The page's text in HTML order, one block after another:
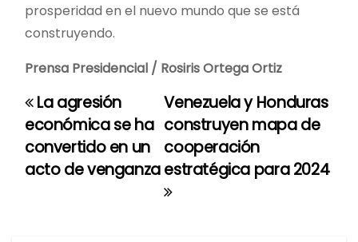
prosperidad en el nuevo mundo que se está
construyendo.
Prensa Presidencial / Rosiris Ortega Ortiz
N
a
v
Venezuela y Honduras
construyen mapa de
cooperación
estratégica para 2024
La agresión
económica se ha
convertido en un
acto de venganza